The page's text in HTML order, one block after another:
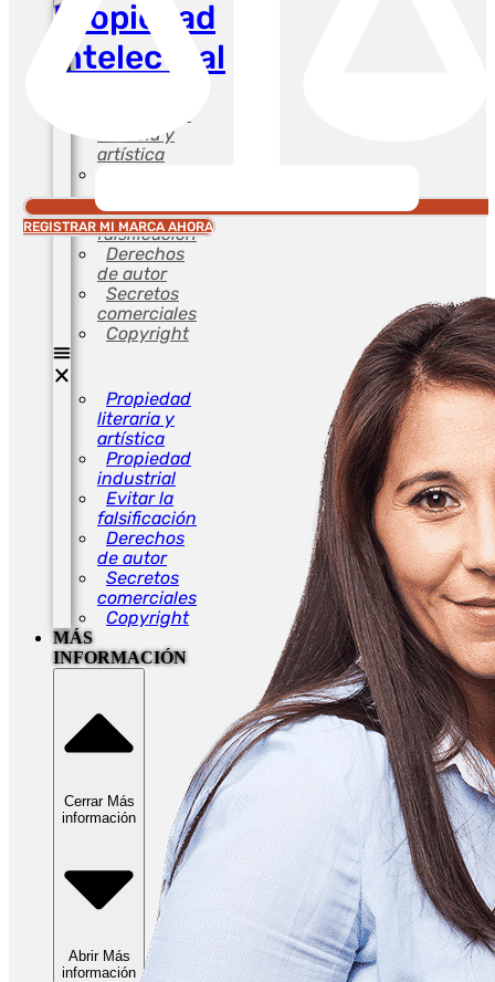
Propiedad
intelectual
literaria y
artística
Evitar la
falsificación
Derechos
de autor
Secretos
comerciales
Copyright
Propiedad
literaria y
artística
Propiedad
industrial
Evitar la
falsificación
Derechos
de autor
Secretos
comerciales
Copyright
MÁS
INFORMACIÓN
Cerrar Más
información
Abrir Más
información
REGISTRAR MI MARCA AHORA